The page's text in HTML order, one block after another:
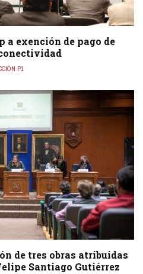
a exención de pago de
P1
de tres obras atribuidas
Santiago Gutiérrez